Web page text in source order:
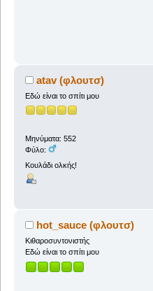
atav (φλουτσ)
Εδώ είναι το σπίτι μου
Μηνύματα: 552
Φύλο:
Κουλάδι ολκής!
hot_sauce (φλουτσ)
Κιθαροσυντονιστής
Εδώ είναι το σπίτι μου